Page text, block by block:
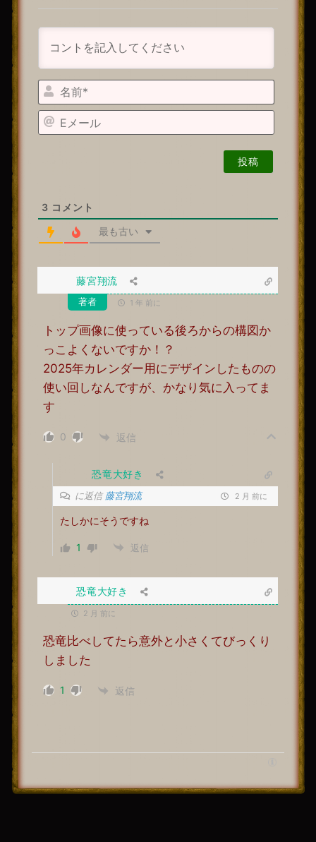
名
前
E
メ
3 コメント
最も古い
藤宮翔流
著者 1 年 前に
トップ画像に使っている後ろからの構図か
っこよくないですか！？
2025年カレンダー用にデザインしたものの
使い回しなんですが、かなり気に入ってま
す
0 返信
恐竜大好き
に返信藤宮翔流 2 月 前に
たしかにそうですね
1 返信
恐竜大好き
2 月 前に
恐竜比べしてたら意外と小さくてびっくり
しました
1 返信